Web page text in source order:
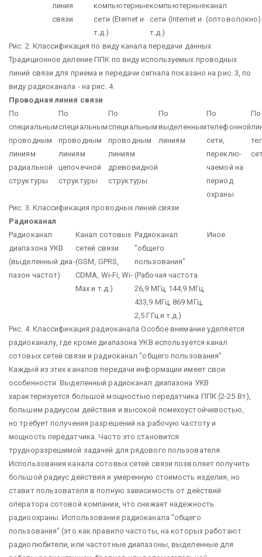
линия
связи
компьютерные
сети (Eternet и
т.д.)
компьютерные
сети (Internet и
т.д.)
канал
(оптоволокно)
Рис. 2. Классификация по виду канала передачи данных
Традиционное деление ППК по виду используемых проводных
линий связи для приема и передачи сигнала показано на рис. 3, по
виду радиоканала - на рис. 4.
Проводная линия связи
По
специальным
проводным
ли­ниям
радиальной
структуры
По
специальным
проводным
ли­ниям
цепочечной
структуры
По
специальным
проводным
ли­ниям
древовидной
структуры
По
выделенным
линиям
По
телефонной
сети,
переклю­
чаемой на
период
охраны
По
Рис. 3. Классификация проводных линий связи
Радиоканал
Радиоканал
диапазона УКВ
(выделенный диа­
пазон частот)
Канал сотовых
сетей связи
(GSM, GPRS,
CDMA, Wi-Fi, Wi-
Max и т.д.)
Радиоканал
"общего
пользования"
(Рабочая частота
26,9 МГц, 144,9 МГц,
433,9 МГц, 869 МГц,
2,5 ГГц и т.д.)
Иное
Рис. 4. Классификация радиоканала Особое внимание уделяется
радиоканалу, где кроме диапазона УКВ ис­пользуется канал
сотовых сетей связи и радиоканал "общего пользования".
Каждый из этих каналов передачи информации имеет свои
особенности. Выделенный радиоканал диапазона УКВ
характеризуется большой мощ­ностью передатчика ППК (2-25 Вт),
большим радиусом действия и высокой помехоустойчивостью,
но требует получения разрешений на рабочую частоту и
мощность передатчика. Часто это становится
трудноразрешимой задачей для рядового пользователя.
Использования канала сотовых сетей связи позволяет получить
большой радиус действия и умеренную стоимость изделия, но
ставит пользователя в полную зависимость от действий
оператора сотовой компании, что снижает на­дежность
радиоохраны. Использование радиоканала "общего
пользования" (это как правило час­тоты, на которых работают
радиолюбители, или частотные диапазоны, выде­ленные для